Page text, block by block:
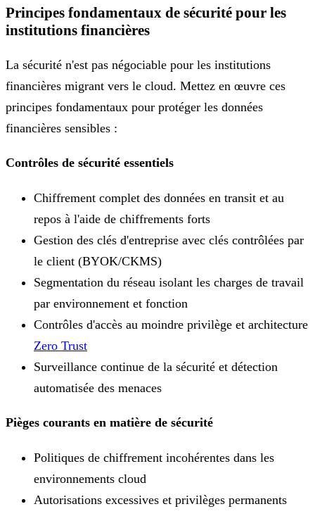
Principes fondamentaux de sécurité pour les
institutions financières
La sécurité n'est pas négociable pour les institutions
financières migrant vers le cloud. Mettez en œuvre ces
principes fondamentaux pour protéger les données
financières sensibles :
Contrôles de sécurité essentiels
Chiffrement complet des données en transit et au
repos à l'aide de chiffrements forts
Gestion des clés d'entreprise avec clés contrôlées par
le client (BYOK/CKMS)
Segmentation du réseau isolant les charges de travail
par environnement et fonction
Contrôles d'accès au moindre privilège et architecture
Zero Trust
Surveillance continue de la sécurité et détection
automatisée des menaces
Pièges courants en matière de sécurité
Politiques de chiffrement incohérentes dans les
environnements cloud
Autorisations excessives et privilèges permanents